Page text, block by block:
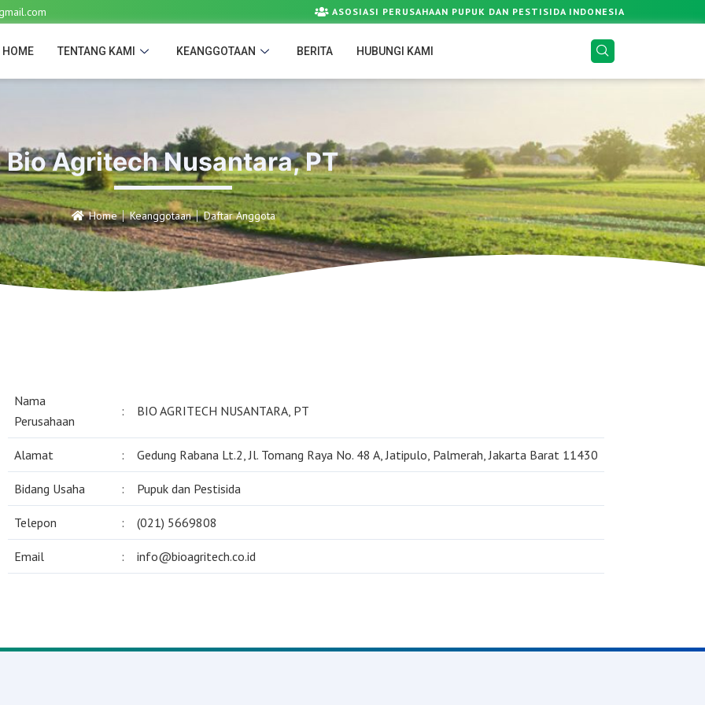
ASOSIASI PERUSAHAAN PUPUK DAN PESTISIDA INDONESIA
HOME TENTANG KAMI KEANGGOTAAN BERITA HUBUNGI KAMI
Bio Agritech Nusantara, PT
Home Keanggotaan Daftar Anggota
Nama
Perusahaan
: BIO AGRITECH NUSANTARA, PT
Alamat : Gedung Rabana Lt.2, Jl. Tomang Raya No. 48 A, Jatipulo, Palmerah, Jakarta Barat 11430
Bidang Usaha : Pupuk dan Pestisida
Telepon : (021) 5669808
Email : info@bioagritech.co.id